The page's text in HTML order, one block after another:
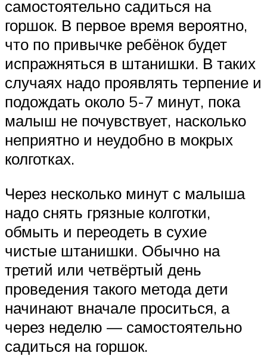
самостоятельно садиться на
горшок. В первое время вероятно,
что по привычке ребёнок будет
испражняться в штанишки. В таких
случаях надо проявлять терпение и
подождать около 5-7 минут, пока
малыш не почувствует, насколько
неприятно и неудобно в мокрых
колготках.
Через несколько минут с малыша
надо снять грязные колготки,
обмыть и переодеть в сухие
чистые штанишки. Обычно на
третий или четвёртый день
проведения такого метода дети
начинают вначале проситься, а
через неделю — самостоятельно
садиться на горшок.